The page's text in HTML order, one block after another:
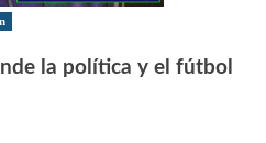
la política y el fútbol